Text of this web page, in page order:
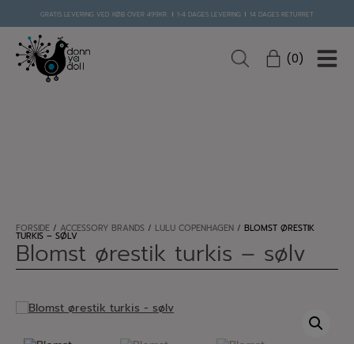
indholdet
GRATIS LEVERING VED KØB OVER 499KR. 1-4 DAGES LEVERING 14 DAGES RETURRET
0
FORSIDE / ACCESSORY BRANDS / LULU COPENHAGEN / BLOMST ØRESTIK
TURKIS – SØLV
Blomst ørestik turkis – sølv